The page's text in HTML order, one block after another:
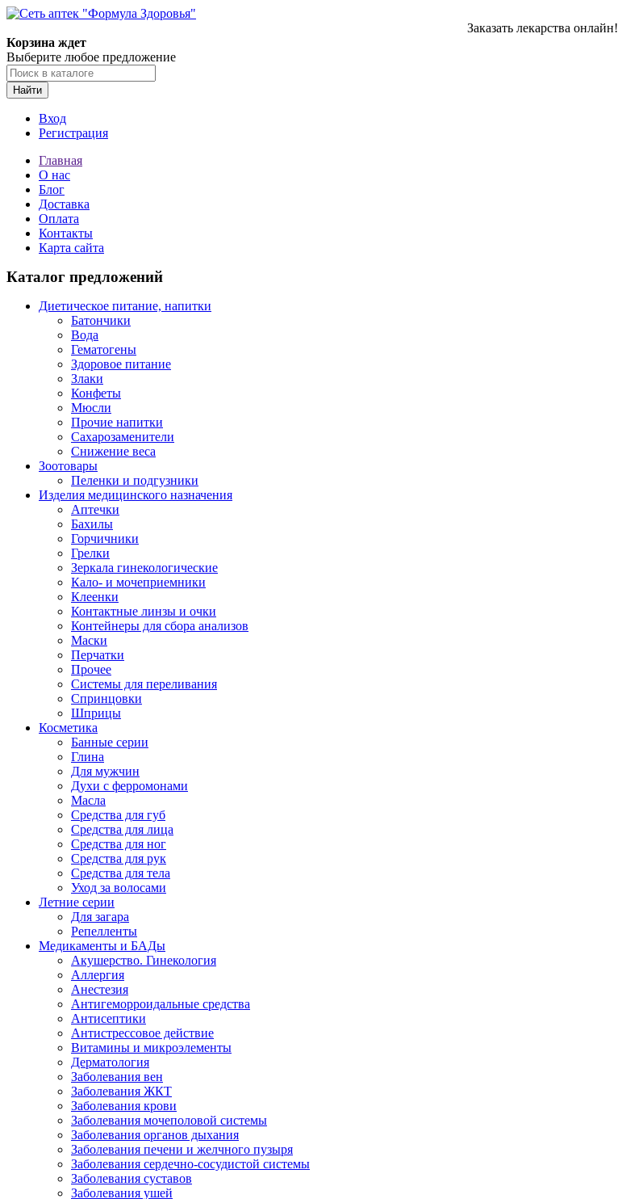
Заказать лекарства онлайн!
Корзина ждет
Выберите любое предложение
Найти
Вход
Регистрация
Главная
О нас
Блог
Доставка
Оплата
Контакты
Карта сайта
Каталог предложений
Диетическое питание, напитки
Батончики
Вода
Гематогены
Здоровое питание
Злаки
Конфеты
Мюсли
Прочие напитки
Сахарозаменители
Снижение веса
Зоотовары
Пеленки и подгузники
Изделия медицинского назначения
Аптечки
Бахилы
Горчичники
Грелки
Зеркала гинекологические
Кало- и мочеприемники
Клеенки
Контактные линзы и очки
Контейнеры для сбора анализов
Маски
Перчатки
Прочее
Системы для переливания
Спринцовки
Шприцы
Косметика
Банные серии
Глина
Для мужчин
Духи с ферромонами
Масла
Средства для губ
Средства для лица
Средства для ног
Средства для рук
Средства для тела
Уход за волосами
Летние серии
Для загара
Репелленты
Медикаменты и БАДы
Акушерство. Гинекология
Аллергия
Анестезия
Антигеморроидальные средства
Антисептики
Антистрессовое действие
Витамины и микроэлементы
Дерматология
Заболевания вен
Заболевания ЖКТ
Заболевания крови
Заболевания мочеполовой системы
Заболевания органов дыхания
Заболевания печени и желчного пузыря
Заболевания сердечно-сосудистой системы
Заболевания суставов
Заболевания ушей